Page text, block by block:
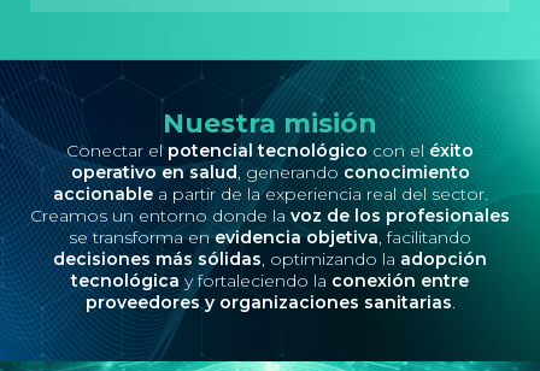
Nuestra misión
Conectar el potencial tecnológicocon el éxito
operativo en salud, generando conocimiento
accionablea partir de la experiencia real del sector.
Creamos un entorno donde lavoz de los profesionales
se transforma enevidencia objetiva, facilitando
decisiones más sólidas, optimizando la adopción
tecnológicay fortaleciendo la conexión entre
proveedores y organizaciones sanitarias.